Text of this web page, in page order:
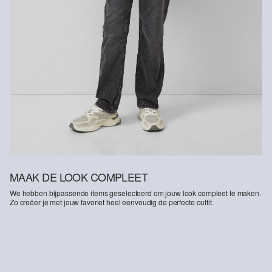
MAAK DE LOOK COMPLEET
We hebben bijpassende items geselecteerd om jouw look compleet te maken.
Zo creëer je met jouw favoriet heel eenvoudig de perfecte outfit.